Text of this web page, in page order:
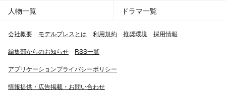
人物一覧 ドラマ一覧
会社概要 モデルプレスとは 利用規約 推奨環境 採用情報
編集部からのお知らせ RSS一覧
アプリケーションプライバシーポリシー
情報提供・広告掲載・お問い合わせ